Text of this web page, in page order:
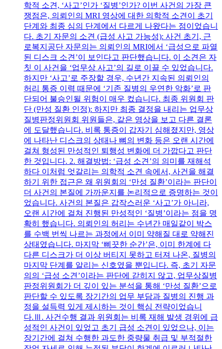
학적 소견, ‘사고’인가 ‘질병’인가? 이번 사건의 가장 큰
쟁점은, 의뢰인의 MRI 영상에 대한 의학적 소견이 초기
단계와 최종 심의 단계에서 다르게 나왔다는 점이었습니
다. 초기 자문의 소견 (급성 사고 가능성): 사건 초기, 근
로복지공단 자문의는 의뢰인의 MRI에서 ‘급성으로 파열
된 디스크 소견’이 보인다고 판단했습니다. 이 소견은 자
칫 이 사건을 ‘업무상 사고’의 길로 이끌 수 있었습니다.
하지만 ‘사고’로 주장할 경우, 수년간 지속된 의뢰인의
허리 통증 이력 때문에 ‘기존 질병의 우연한 악화’로 판
단되어 불승인될 위험이 매우 컸습니다. 최종 위원회 판
단 (만성 질환 인정): 하지만 최종 결정을 내리는 업무상
질병판정위원회 위원들은, 같은 영상을 보고 다른 결론
에 도달했습니다. 비록 통증이 갑자기 심해졌지만, 영상
에 나타난 디스크의 상태나 뼈의 변화 등은 오랜 시간에
걸쳐 형성된 만성적인 퇴행성 변화에 더 가깝다고 판단
한 것입니다. 2. 해결방법: ‘급성 소견’의 의미를 재해석
하다 이처럼 엇갈리는 의학적 소견 속에서, 사건을 해결
하기 위한 접근은 왜 위원회의 ‘만성 질환’이라는 판단이
더 사건의 본질에 가까운지를 논리적으로 증명하는 것이
었습니다. 사건의 본질은 갑작스러운 ‘사고’가 아니라,
오랜 시간에 걸쳐 진행된 만성적인 ‘질병’이라는 점을 명
확히 했습니다. 의뢰인의 허리는 수년간 매일같이 박스
를 수백 번씩 나르는 과정에서 이미 약해질 대로 약해진
상태였습니다. 마지막 ‘삐끗한 순간’은, 이미 한계에 다
다른 디스크가 더 이상 버티지 못하고 터져 나온, 질병의
마지막 단계를 알리는 신호였을 뿐입니다. 즉, 초기 자문
의의 ‘급성 소견’이라는 판단에 갇히지 않고, 업무상질병
판정위원회가 더 깊이 있는 분석을 통해 ‘만성 질환’으로
판단할 수 있도록 장기간의 업무 부담과 질병의 진행 과
정을 설득력 있게 제시하는 것이 핵심 전략이었습니
다.Ⅲ. 사건수행 결과 위원회는 비록 재해 발생 경위에 급
성적인 사건이 있었고 초기 급성 소견이 있었으나, 이는
장기간에 걸쳐 수행한 과도한 중량물 취급 및 부적절한